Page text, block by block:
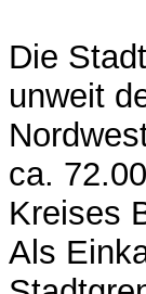
Die
unweit
ca.
Kreises
Als